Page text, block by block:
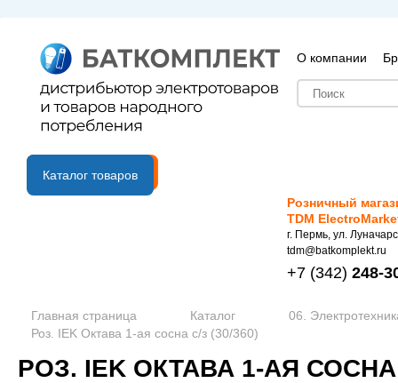
О компании
B2B портал
Каталог товаров
Розничный
TDM
г. Пермь, ул.
tdm@batkomplekt.ru
+7 (342) 248-
Главная страница Каталог
06.
Роз. IEK Октава 1-ая сосна с/з (30/360)
РОЗ. IEK ОКТАВА 1-АЯ СОСНА